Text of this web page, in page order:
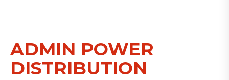
ADMIN POWER
DISTRIBUTION